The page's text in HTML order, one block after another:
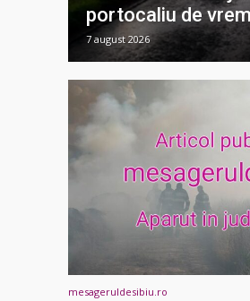
portocaliu de
7 august 2026
mesageruldesibiu.ro